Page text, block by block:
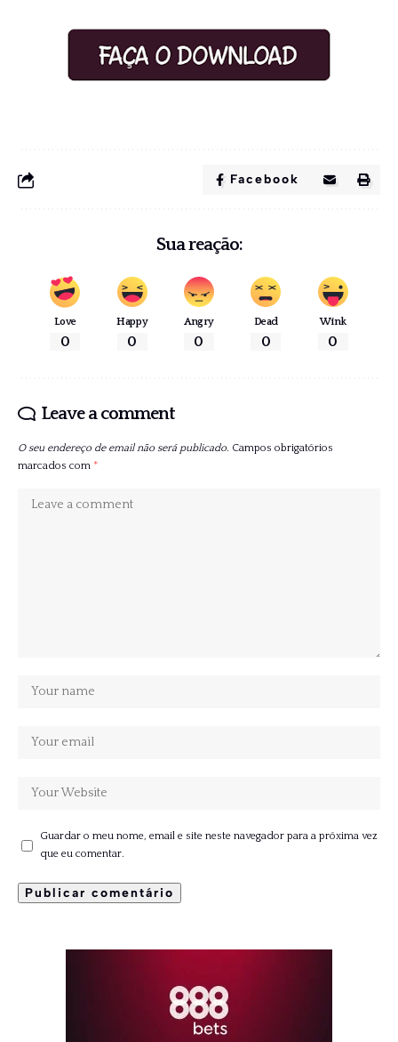
Facebook
Sua reação:
Love
0
Happy
0
Angry
0
Dead
0
Wink
0
Leave a comment
O seu endereço de email não será publicado. Campos obrigatórios
marcados com *
Guardar o meu nome, email e site neste navegador para a próxima vez
que eu comentar.